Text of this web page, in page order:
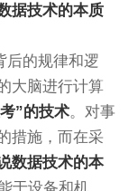
据技术的本质
后的规律和逻
大脑进行计算
”的技术。对事
措施，而在采
数据技术的本